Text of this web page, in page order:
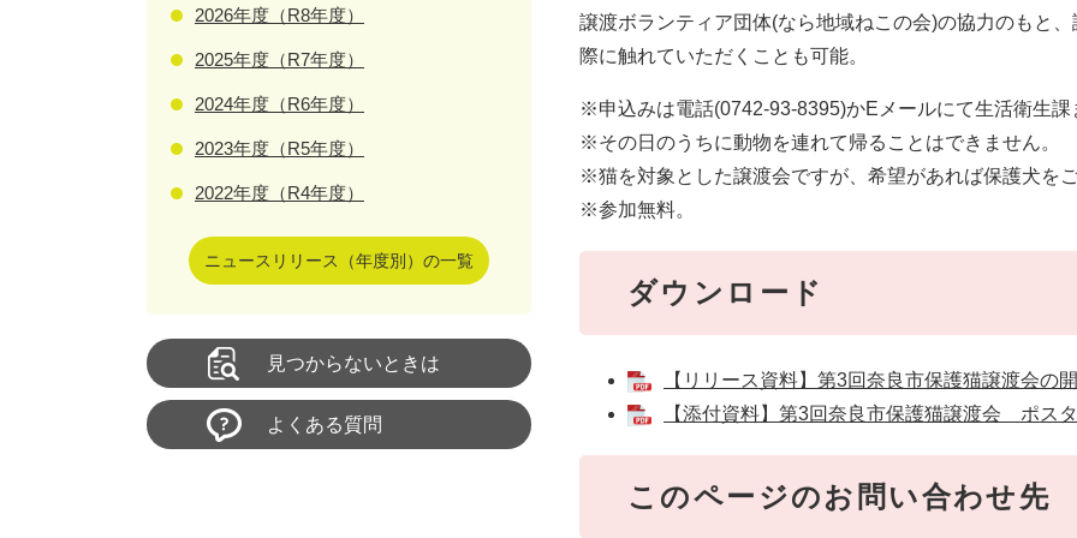
譲渡ボランティア団体(なら地域ねこの会)の協力のもと
際に触れていただくことも可能。
※申込みは電話(0742-93-8395)かEメールにて生活衛生課
※その日のうちに動物を連れて帰ることはできません。
※猫を対象とした譲渡会ですが、希望があれば保護犬を
※参加無料。
ダウンロード
【リリース資料】第3回奈良市保護猫譲渡会の
【添付資料】第3回奈良市保護猫譲渡会 ポス
このページのお問い合わせ先
2026年度（R8年度）
2025年度（R7年度）
2024年度（R6年度）
2023年度（R5年度）
2022年度（R4年度）
ニュースリリース（年度別）の一覧
見つからないときは
よくある質問